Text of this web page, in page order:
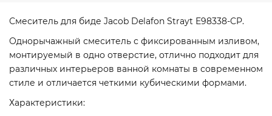
Смеситель для биде Jacob Delafon Strayt E98338-CP.
Однорычажный смеситель с фиксированным изливом,
монтируемый в одно отверстие, отлично подходит для
различных интерьеров ванной комнаты в современном
стиле и отличается четкими кубическими формами.
Характеристики: